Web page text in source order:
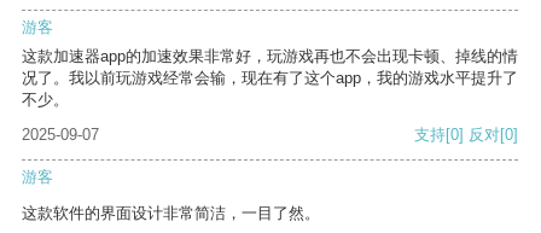
游客
这款加速器app的加速效果非常好，玩游戏再也不会出现卡顿、掉线的情
况了。我以前玩游戏经常会输，现在有了这个app，我的游戏水平提升了
不少。
2025-09-07
支持[0] 反对[0]
游客
这款软件的界面设计非常简洁，一目了然。